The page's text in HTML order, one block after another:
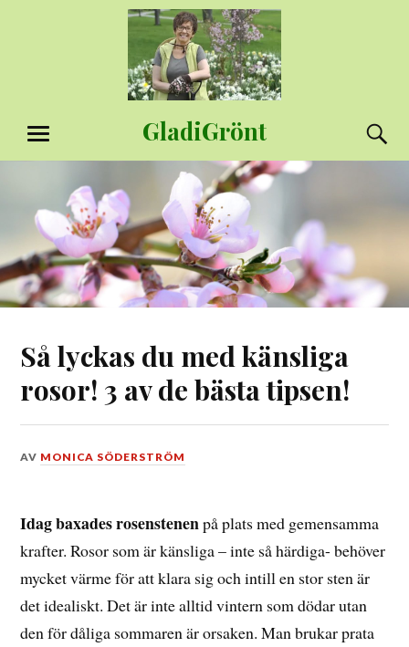
GladiGrönt
MENY
Så lyckas du med känsliga
rosor! 3 av de bästa tipsen!
DEN
2016
AV MONICA SÖDERSTRÖM
Idag baxades rosenstenenpå plats med gemensamma
krafter. Rosor som är känsliga – inte så härdiga- behöver
mycket värme för att klara sig och intill en stor sten är
det idealiskt. Det är inte alltid vintern som dödar utan
den för dåliga sommaren är orsaken. Man brukar prata